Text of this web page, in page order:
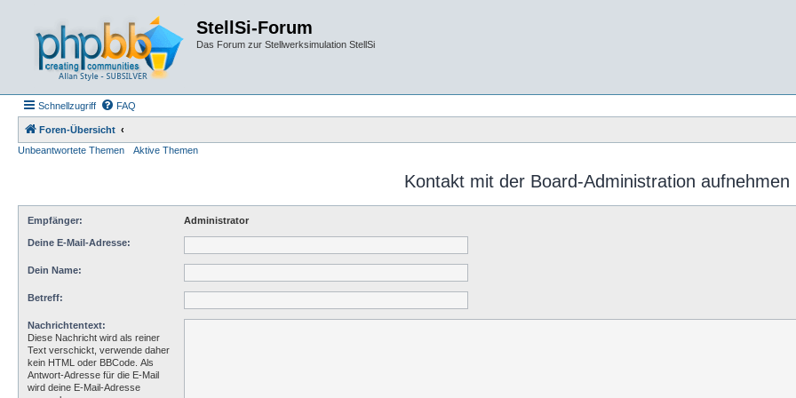
StellSi-Forum
Das Forum zur Stellwerksimulation StellSi
Schnellzugriff FAQ
Foren-Übersicht
Unbeantwortete Themen
Aktive Themen
Kontakt mit der Board-Administration aufnehmen
Empfänger: Administrator
Deine E-Mail-Adresse:
Dein Name:
Betreff:
Nachrichtentext:
Diese Nachricht wird als reiner
Text verschickt, verwende daher
kein HTML oder BBCode. Als
Antwort-Adresse für die E-Mail
wird deine E-Mail-Adresse